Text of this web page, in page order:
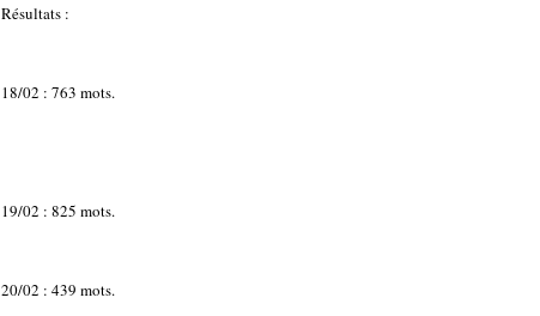
Résultats :
18/02 : 763 mots.
19/02 : 825 mots.
20/02 : 439 mots.